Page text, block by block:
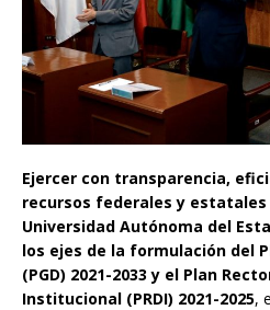
Ejercer con transparencia,
recursos federales y estatales
Universidad Autónoma del
los ejes de la formulación del
(PGD) 2021-2033 y el Plan
Institucional (PRDI) 2021-2025,